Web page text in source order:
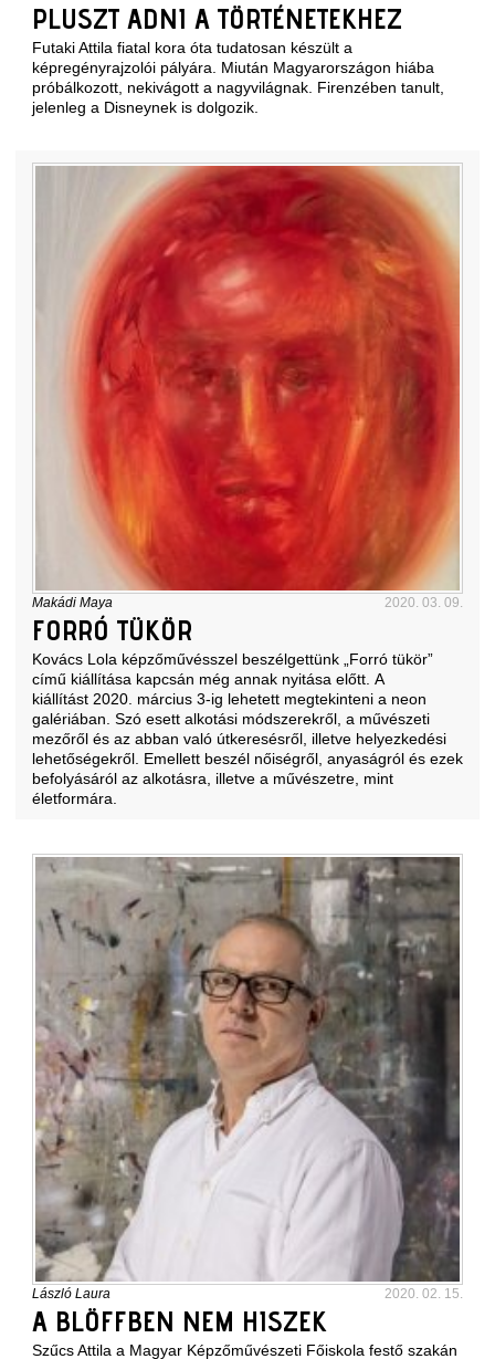
PLUSZT ADNI A TÖRTÉNETEKHEZ
Futaki Attila fiatal kora óta tudatosan készült a
képregényrajzolói pályára. Miután Magyarországon hiába
próbálkozott, nekivágott a nagyvilágnak. Firenzében tanult,
jelenleg a Disneynek is dolgozik.
Makádi Maya 2020. 03. 09.
FORRÓ TÜKÖR
Kovács Lola képzőművésszel beszélgettünk „Forró tükör”
című kiállítása kapcsán még annak nyitása előtt. A
kiállítást 2020. március 3-ig lehetett megtekinteni a neon
galériában. Szó esett alkotási módszerekről, a művészeti
mezőről és az abban való útkeresésről, illetve helyezkedési
lehetőségekről. Emellett beszél nőiségről, anyaságról és ezek
befolyásáról az alkotásra, illetve a művészetre, mint
életformára.
László Laura 2020. 02. 15.
A BLÖFFBEN NEM HISZEK
Szűcs Attila a Magyar Képzőművészeti Főiskola festő szakán